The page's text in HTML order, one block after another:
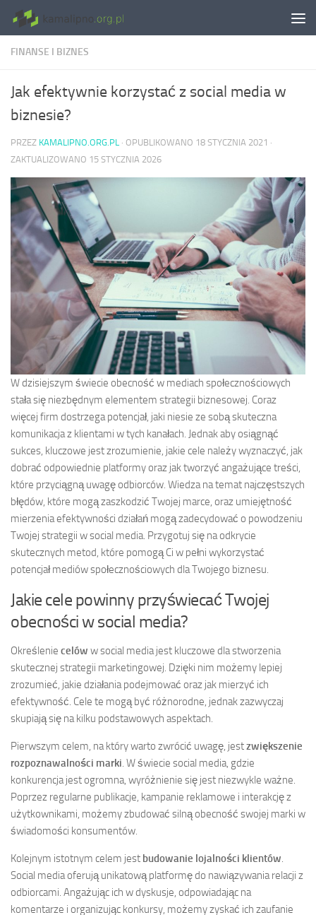
Skip to content
FINANSE I BIZNES
Jak efektywnie korzystać z social media w
biznesie?
PRZEZ KAMALIPNO.ORG.PL · OPUBLIKOWANO 18 STYCZNIA 2021 ·
ZAKTUALIZOWANO 15 STYCZNIA 2026
W dzisiejszym świecie obecność w mediach społecznościowych
stała się niezbędnym elementem strategii biznesowej. Coraz
więcej firm dostrzega potencjał, jaki niesie ze sobą skuteczna
komunikacja z klientami w tych kanałach. Jednak aby osiągnąć
sukces, kluczowe jest zrozumienie, jakie cele należy wyznaczyć, jak
dobrać odpowiednie platformy oraz jak tworzyć angażujące treści,
które przyciągną uwagę odbiorców. Wiedza na temat najczęstszych
błędów, które mogą zaszkodzić Twojej marce, oraz umiejętność
mierzenia efektywności działań mogą zadecydować o powodzeniu
Twojej strategii w social media. Przygotuj się na odkrycie
skutecznych metod, które pomogą Ci w pełni wykorzystać
potencjał mediów społecznościowych dla Twojego biznesu.
Jakie cele powinny przyświecać Twojej
obecności w social media?
Określenie celów w social media jest kluczowe dla stworzenia
skutecznej strategii marketingowej. Dzięki nim możemy lepiej
zrozumieć, jakie działania podejmować oraz jak mierzyć ich
efektywność. Cele te mogą być różnorodne, jednak zazwyczaj
skupiają się na kilku podstawowych aspektach.
Pierwszym celem, na który warto zwrócić uwagę, jestzwiększenie
rozpoznawalności marki. W świecie social media, gdzie
konkurencja jest ogromna, wyróżnienie się jest niezwykle ważne.
Poprzez regularne publikacje, kampanie reklamowe i interakcję z
użytkownikami, możemy zbudować silną obecność swojej marki w
świadomości konsumentów.
Kolejnym istotnym celem jest budowanie lojalności klientów.
Social media oferują unikatową platformę do nawiązywania relacji z
odbiorcami. Angażując ich w dyskusje, odpowiadając na
komentarze i organizując konkursy, możemy zyskać ich zaufanie